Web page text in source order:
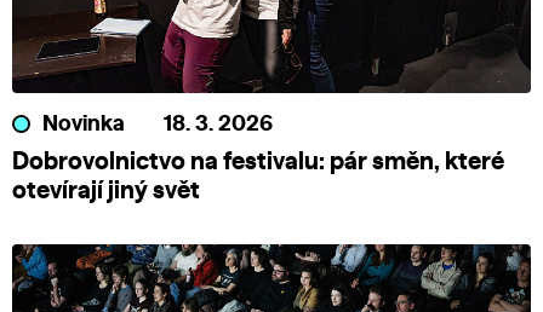
Novinka 18. 3. 2026
Dobrovolnictvo na festivalu: pár směn, které
otevírají jiný svět